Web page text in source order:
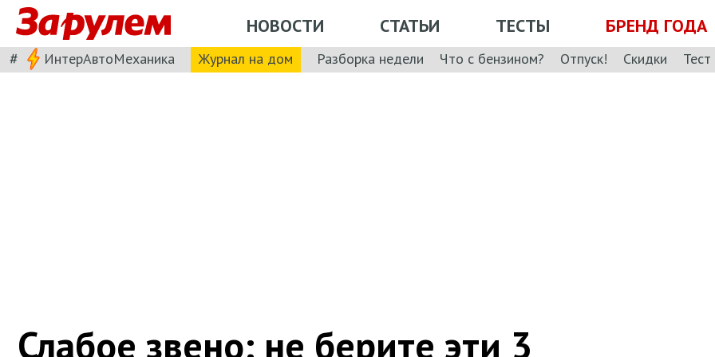
НОВОСТИ СТАТЬИ ТЕСТЫ БРЕНД ГОДА
# ИнтерАвтоМеханика Журнал на дом Разборка недели Что с бензином? Отпуск! Скидки
Слабое звено: не берите эти 3